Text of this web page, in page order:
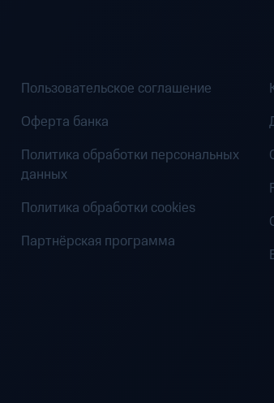
Пользовательское соглашение
Оферта банка
Политика обработки персональных
данных
Политика обработки cookies
Партнёрская программа